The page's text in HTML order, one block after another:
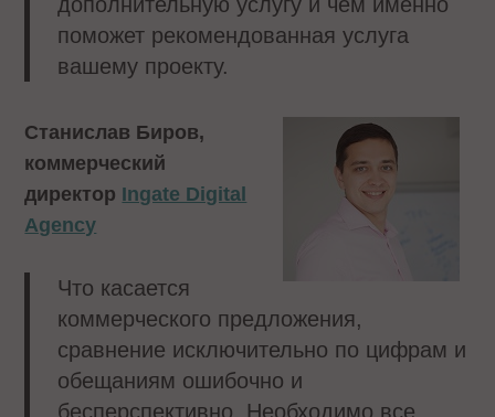
поможет рекомендованная услуга
вашему проекту.
Станислав Биров,
коммерческий
директор Ingate Digital
Agency
Что касается
коммерческого предложения,
сравнение исключительно по цифрам и
обещаниям ошибочно и
бесперспективно. Необходимо все